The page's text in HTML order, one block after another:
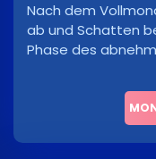
Nach dem
ab und Schatten
Phase des